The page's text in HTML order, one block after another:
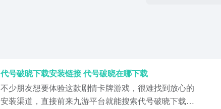
代号破晓下载安装链接 代号破晓在哪下载
不少朋友想要体验这款剧情卡牌游戏，很难找到放心的
安装渠道，直接前来九游平台就能搜索代号破晓下载。